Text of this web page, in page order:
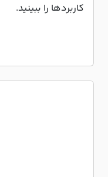
کاربردها را ببینید.